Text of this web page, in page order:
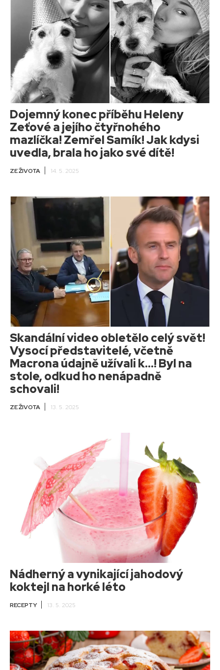
Dojemný konec příběhu Heleny
Zeťové a jejího čtyřnohého
mazlíčka! Zemřel Samík! Jak kdysi
uvedla, brala ho jako své dítě!
ZE ŽIVOTA 14. 5. 2025
Skandální video obletělo celý svět!
Vysocí představitelé, včetně
Macrona údajně užívali k…! Byl na
stole, odkud ho nenápadně
schovali!
ZE ŽIVOTA 13. 5. 2025
Nádherný a vynikající jahodový
koktejl na horké léto
RECEPTY 13. 5. 2025